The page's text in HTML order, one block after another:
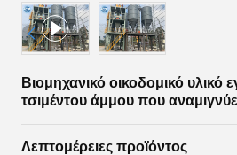
Βιομηχανικό οικοδομικό υλικό
τσιμέντου άμμου που
Λεπτομέρειες προϊόντος